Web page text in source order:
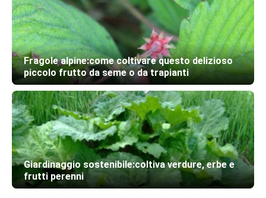
Fragole alpine:come coltivare questo delizioso
piccolo frutto da seme o da trapianti
Giardinaggio sostenibile:coltiva verdure, erbe e
frutti perenni